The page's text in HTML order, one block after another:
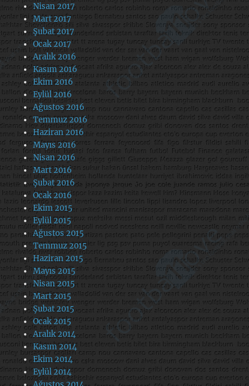
Nisan 2017
Mart 2017
Şubat 2017
Ocak 2017
Aralık 2016
Kasım 2016
Ekim 2016
Eylül 2016
Ağustos 2016
Temmuz 2016
Haziran 2016
Mayıs 2016
Nisan 2016
Mart 2016
Şubat 2016
Ocak 2016
Ekim 2015
Eylül 2015
Ağustos 2015
Temmuz 2015
Haziran 2015
Mayıs 2015
Nisan 2015
Mart 2015
Şubat 2015
Ocak 2015
Aralık 2014
Kasım 2014
Ekim 2014
Eylül 2014